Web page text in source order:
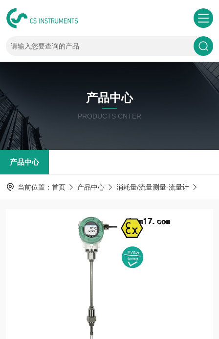
产品中心
PRODUCTS CNTER
产品中心
当前位置： 首页 产品中心 消耗量/流量测量-流量计